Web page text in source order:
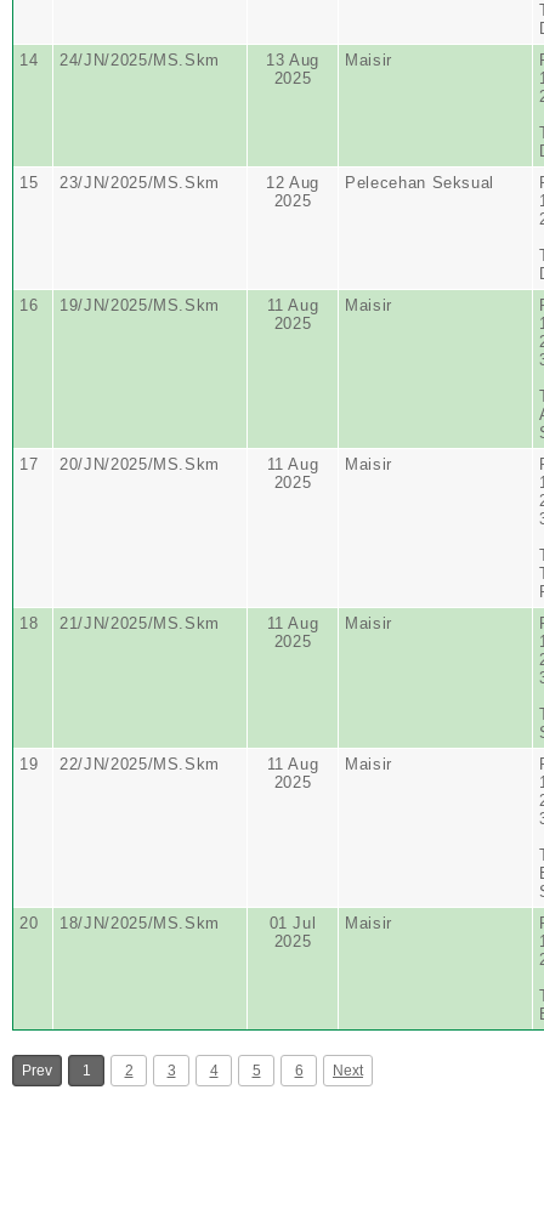
14
24/JN/2025/MS.Skm
13 Aug
2025
Maisir
15
23/JN/2025/MS.Skm
12 Aug
2025
Pelecehan Seksual
16
19/JN/2025/MS.Skm
11 Aug
2025
Maisir
17
20/JN/2025/MS.Skm
11 Aug
2025
Maisir
18
21/JN/2025/MS.Skm
11 Aug
2025
Maisir
19
22/JN/2025/MS.Skm
11 Aug
2025
Maisir
20
18/JN/2025/MS.Skm
01 Jul
2025
Maisir
Prev 1 2 3 4 5 6 Next